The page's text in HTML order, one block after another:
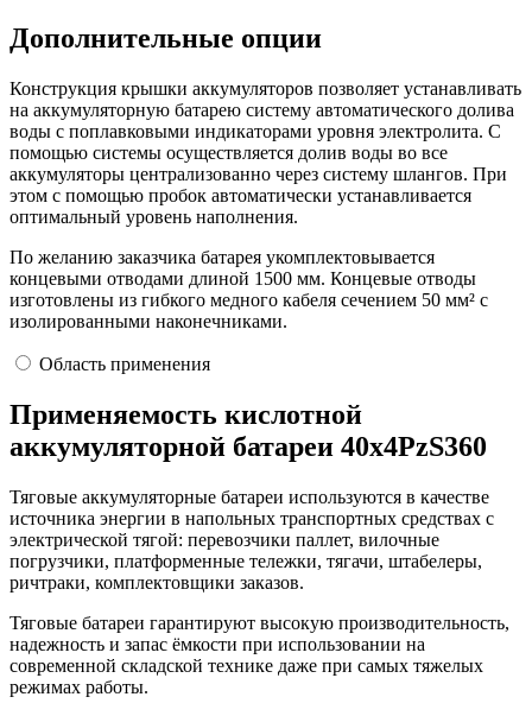
Дополнительные опции
Конструкция крышки аккумуляторов позволяет устанавливать
на аккумуляторную батарею систему автоматического долива
воды с поплавковыми индикаторами уровня электролита. С
помощью системы осуществляется долив воды во все
аккумуляторы централизованно через систему шлангов. При
этом с помощью пробок автоматически устанавливается
оптимальный уровень наполнения.
По желанию заказчика батарея укомплектовывается
концевыми отводами длиной 1500 мм. Концевые отводы
изготовлены из гибкого медного кабеля сечением 50 мм² с
изолированными наконечниками.
Область применения
Применяемость кислотной
аккумуляторной батареи 40х4РzS360
Тяговые аккумуляторные батареи используются в качестве
источника энергии в напольных транспортных средствах с
электрической тягой: перевозчики паллет, вилочные
погрузчики, платформенные тележки, тягачи, штабелеры,
ричтраки, комплектовщики заказов.
Тяговые батареи гарантируют высокую производительность,
надежность и запас ёмкости при использовании на
современной складской технике даже при самых тяжелых
режимах работы.